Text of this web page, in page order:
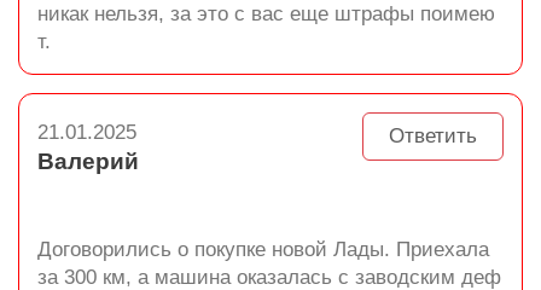
никак нельзя, за это с вас еще штрафы поимею
т.
Ответить
21.01.2025
Валерий
Договорились о покупке новой Лады. Приехала
за 300 км, а машина оказалась с заводским деф